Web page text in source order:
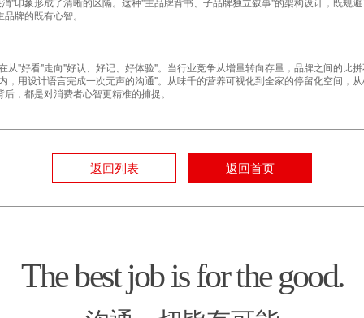
牌的既有心智。
从"好看"走向"好认、好记、好体验"。当行业竞争从增量转向存量，品牌之间的比
，用设计语言完成一次无声的沟通"。从味千的营养可视化到全家的停留化空间，
，都是对消费者心智更精准的捕捉。
返回列表 返回首页
The best job is for the good.